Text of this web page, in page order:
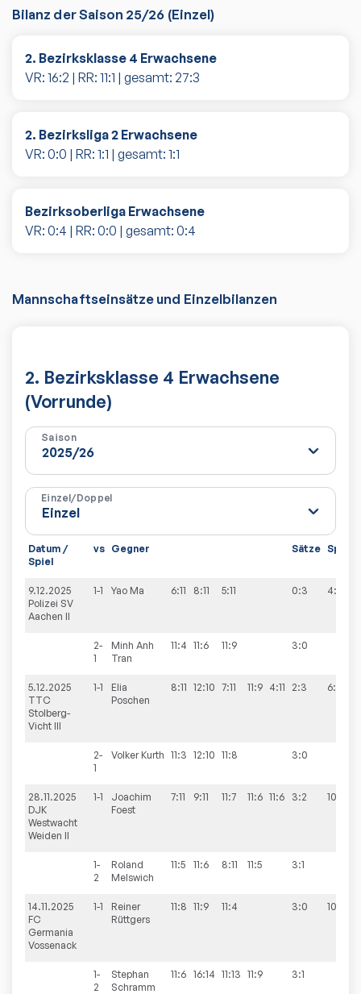
Bilanz der Saison 25/26 (Einzel)
2. Bezirksklasse 4 Erwachsene
VR: 16:2 | RR: 11:1 | gesamt: 27:3
2. Bezirksliga 2 Erwachsene
VR: 0:0 | RR: 1:1 | gesamt: 1:1
Bezirksoberliga Erwachsene
VR: 0:4 | RR: 0:0 | gesamt: 0:4
Mannschaftseinsätze und Einzelbilanzen
2. Bezirksklasse 4 Erwachsene
(Vorrunde)
Saison
Einzel/Doppel
Datum /
Spiel
vs Gegner Sätze Spiele
9.12.2025
Polizei SV
Aachen II
1-1 Yao Ma 6:11 8:11 5:11 0:3 4:6
2-
1
Minh Anh
Tran
11:4 11:6 11:9 3:0
5.12.2025
TTC
Stolberg-
Vicht III
1-1
Elia
Poschen
8:11 12:10 7:11 11:9 4:11 2:3 6:4
2-
1
Volker Kurth 11:3 12:10 11:8 3:0
28.11.2025
DJK
Westwacht
Weiden II
1-1
Joachim
Foest
7:11 9:11 11:7 11:6 11:6 3:2 10:0
1-
2
Roland
Melswich
11:5 11:6 8:11 11:5 3:1
14.11.2025
FC
Germania
Vossenack
1-1
Reiner
Rüttgers
11:8 11:9 11:4 3:0 10:0
1-
2
Stephan
Schramm
11:6 16:14 11:13 11:9 3:1